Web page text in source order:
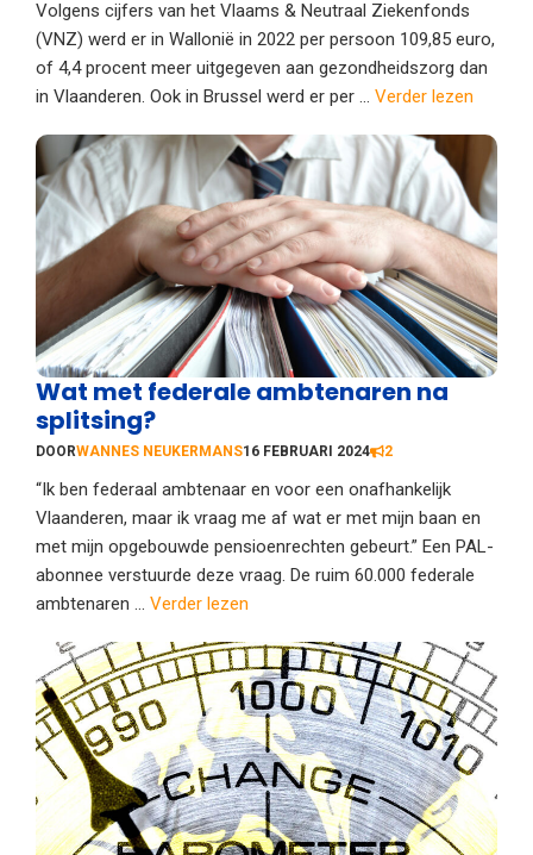
Volgens cijfers van het Vlaams & Neutraal Ziekenfonds
(VNZ) werd er in Wallonië in 2022 per persoon 109,85 euro,
of 4,4 procent meer uitgegeven aan gezondheidszorg dan
in Vlaanderen. Ook in Brussel werd er per ... Verder lezen
Wat met federale ambtenaren na
splitsing?
DOORWANNES NEUKERMANS16 FEBRUARI 2024 2
“Ik ben federaal ambtenaar en voor een onafhankelijk
Vlaanderen, maar ik vraag me af wat er met mijn baan en
met mijn opgebouwde pensioenrechten gebeurt.” Een PAL-
abonnee verstuurde deze vraag. De ruim 60.000 federale
ambtenaren ... Verder lezen